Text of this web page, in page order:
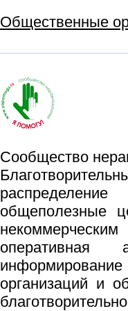
Общественные
Сообщество
общеполезные
оперативная
информирование
организаций и